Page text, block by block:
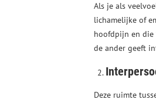
Als je als
lichamelijke of
hoofdpijn en die
de ander geeft
Deze ruimte